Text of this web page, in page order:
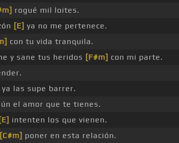
rogué mil loites.
[E] ya no me pertenece.
con tu vida tranquila.
y sane tus heridos [F#m] con mi parte.
ya las supe barrer.
el amor que te tienes.
[E] intenten los que vienen.
[C#m] poner en esta relación.